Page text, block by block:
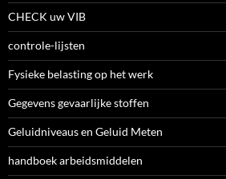
CHECK uw VIB
controle-lijsten
Fysieke belasting op het werk
Gegevens gevaarlijke stoffen
Geluidniveaus en Geluid Meten
handboek arbeidsmiddelen